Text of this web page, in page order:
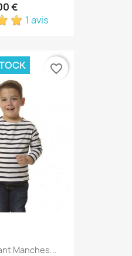
€
1 avis
Manches...
favorite_border